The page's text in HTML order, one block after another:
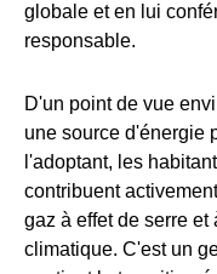
globale et en lui
responsable.
D'un point de vue
une source d'énergie
l'adoptant, les
contribuent
gaz à effet de serre
climatique. C'est un